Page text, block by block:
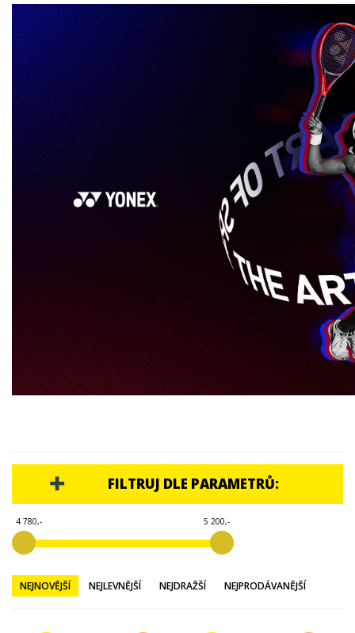
DĚTSKÉ TENISOVÉ RAKETY
TENISOVÉ VÝPLETY
TENISOVÉ OMOTÁVKY
FILTRUJ DLE PARAMETRŮ:
4 780,- 5 200,-
NEJNOVĚJŠÍ NEJLEVNĚJŠÍ NEJDRAŽŠÍ NEJPRODÁVANĚJŠÍ